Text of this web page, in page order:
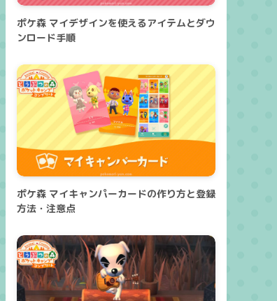
ポケ森 マイデザインを使えるアイテムとダウ
ンロード手順
ポケ森 マイキャンパーカードの作り方と登録
方法・注意点